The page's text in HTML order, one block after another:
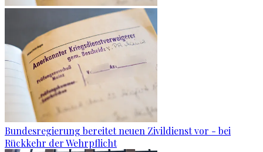
Bundesregierung bereitet neuen Zivildienst vor - bei
Rückkehr der Wehrpflicht